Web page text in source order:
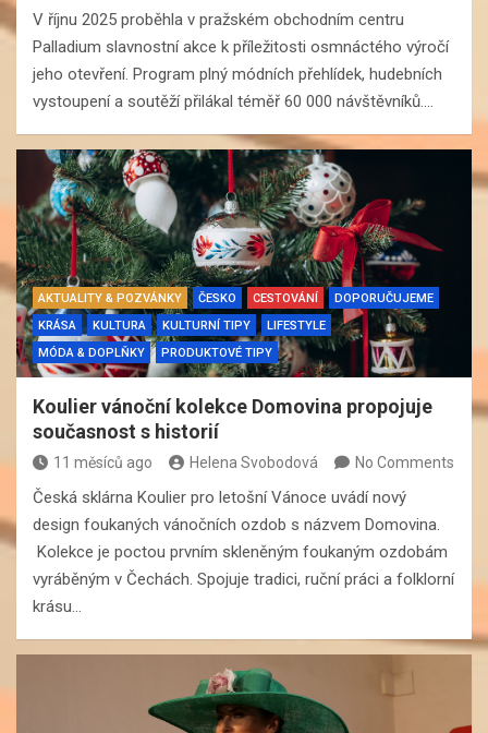
V říjnu 2025 proběhla v pražském obchodním centru
Palladium slavnostní akce k příležitosti osmnáctého výročí
jeho otevření. Program plný módních přehlídek, hudebních
vystoupení a soutěží přilákal téměř 60 000 návštěvníků.…
AKTUALITY & POZVÁNKY ČESKO CESTOVÁNÍ
DOPORUČUJEME
KRÁSA
KULTURA KULTURNÍ TIPY
LIFESTYLE
MÓDA & DOPLŇKY
PRODUKTOVÉ TIPY
Koulier vánoční kolekce Domovina propojuje
současnost s historií
11 měsíců ago Helena Svobodová No Comments
Česká sklárna Koulier pro letošní Vánoce uvádí nový
design foukaných vánočních ozdob s názvem Domovina.
Kolekce je poctou prvním skleněným foukaným ozdobám
vyráběným v Čechách. Spojuje tradici, ruční práci a folklorní
krásu…